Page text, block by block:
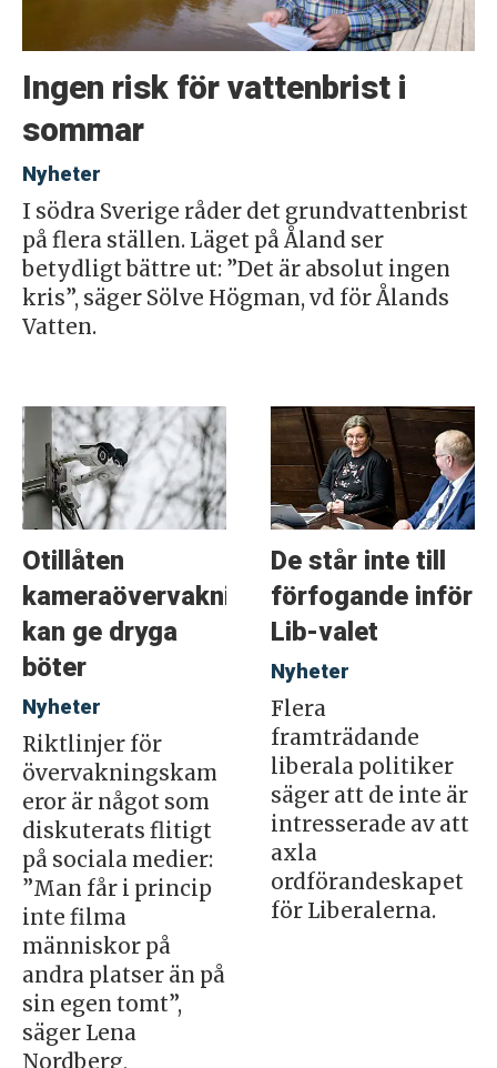
Ingen risk för vattenbrist i
sommar
Nyheter
I södra Sverige råder det grundvattenbrist
på flera ställen. Läget på Åland ser
betydligt bättre ut: ”Det är absolut ingen
kris”, säger Sölve Högman, vd för Ålands
Vatten.
Otillåten
kameraövervakning
kan ge dryga
böter
Nyheter
Riktlinjer för
övervakningskam
eror är något som
diskuterats flitigt
på sociala medier:
”Man får i princip
inte filma
människor på
andra platser än på
sin egen tomt”,
säger Lena
Nordberg,
De står inte till
förfogande inför
Lib-valet
Nyheter
Flera
framträdande
liberala politiker
säger att de inte är
intresserade av att
axla
ordförandeskapet
för Liberalerna.